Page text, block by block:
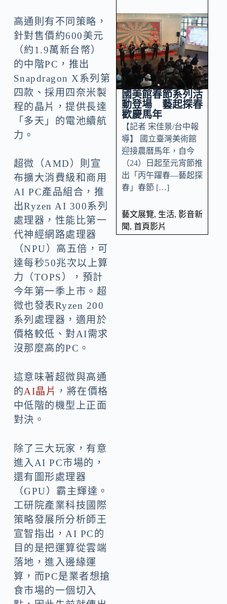
高通則有不同策略，
針對售價約600美元
（約1.9萬新台幣）
的中階PC，推出
Snapdragon X系列第
四款、採用四奈米製
程的晶片，提供長達
「多天」的電池續航
力。
超微（AMD）則宣
布擴大消費級和商用
AI PC產品組合，推
出Ryzen AI 300系列
處理器，性能比第一
代神經網路處理器
（NPU）高五倍，可
達每秒50兆次以上算
力（TOPS），預計
今年第一季上市。超
微也發表Ryzen 200
系列處理器，適用於
價格較低、對AI需求
沒那麼高的PC。
這意味著超微與高通
的AI晶片 ，將在價格
中低階的機型上正面
對決。
除了三大玩家，有意
進入AI PC市場的，
還有圖形處理器
（GPU）霸主輝達。
工研院產業科技國際
策略發展所分析師王
宣智指出，AI PC的
目的是把運算從雲端
落地，進入邊緣運
算，而PC是業者想搶
食市場的一個切入
國美館春節系列活
動登場 藝起探春
歡慶馬年
【記者 宋佳景/台中報
導】 國立臺灣美術館
迎接農曆馬年，自今
（24）日起至元宵節推
出「丙午躍春—藝起探
春」春節 […]
藝文展覽, 生活, 影音新
聞, 首頁影片